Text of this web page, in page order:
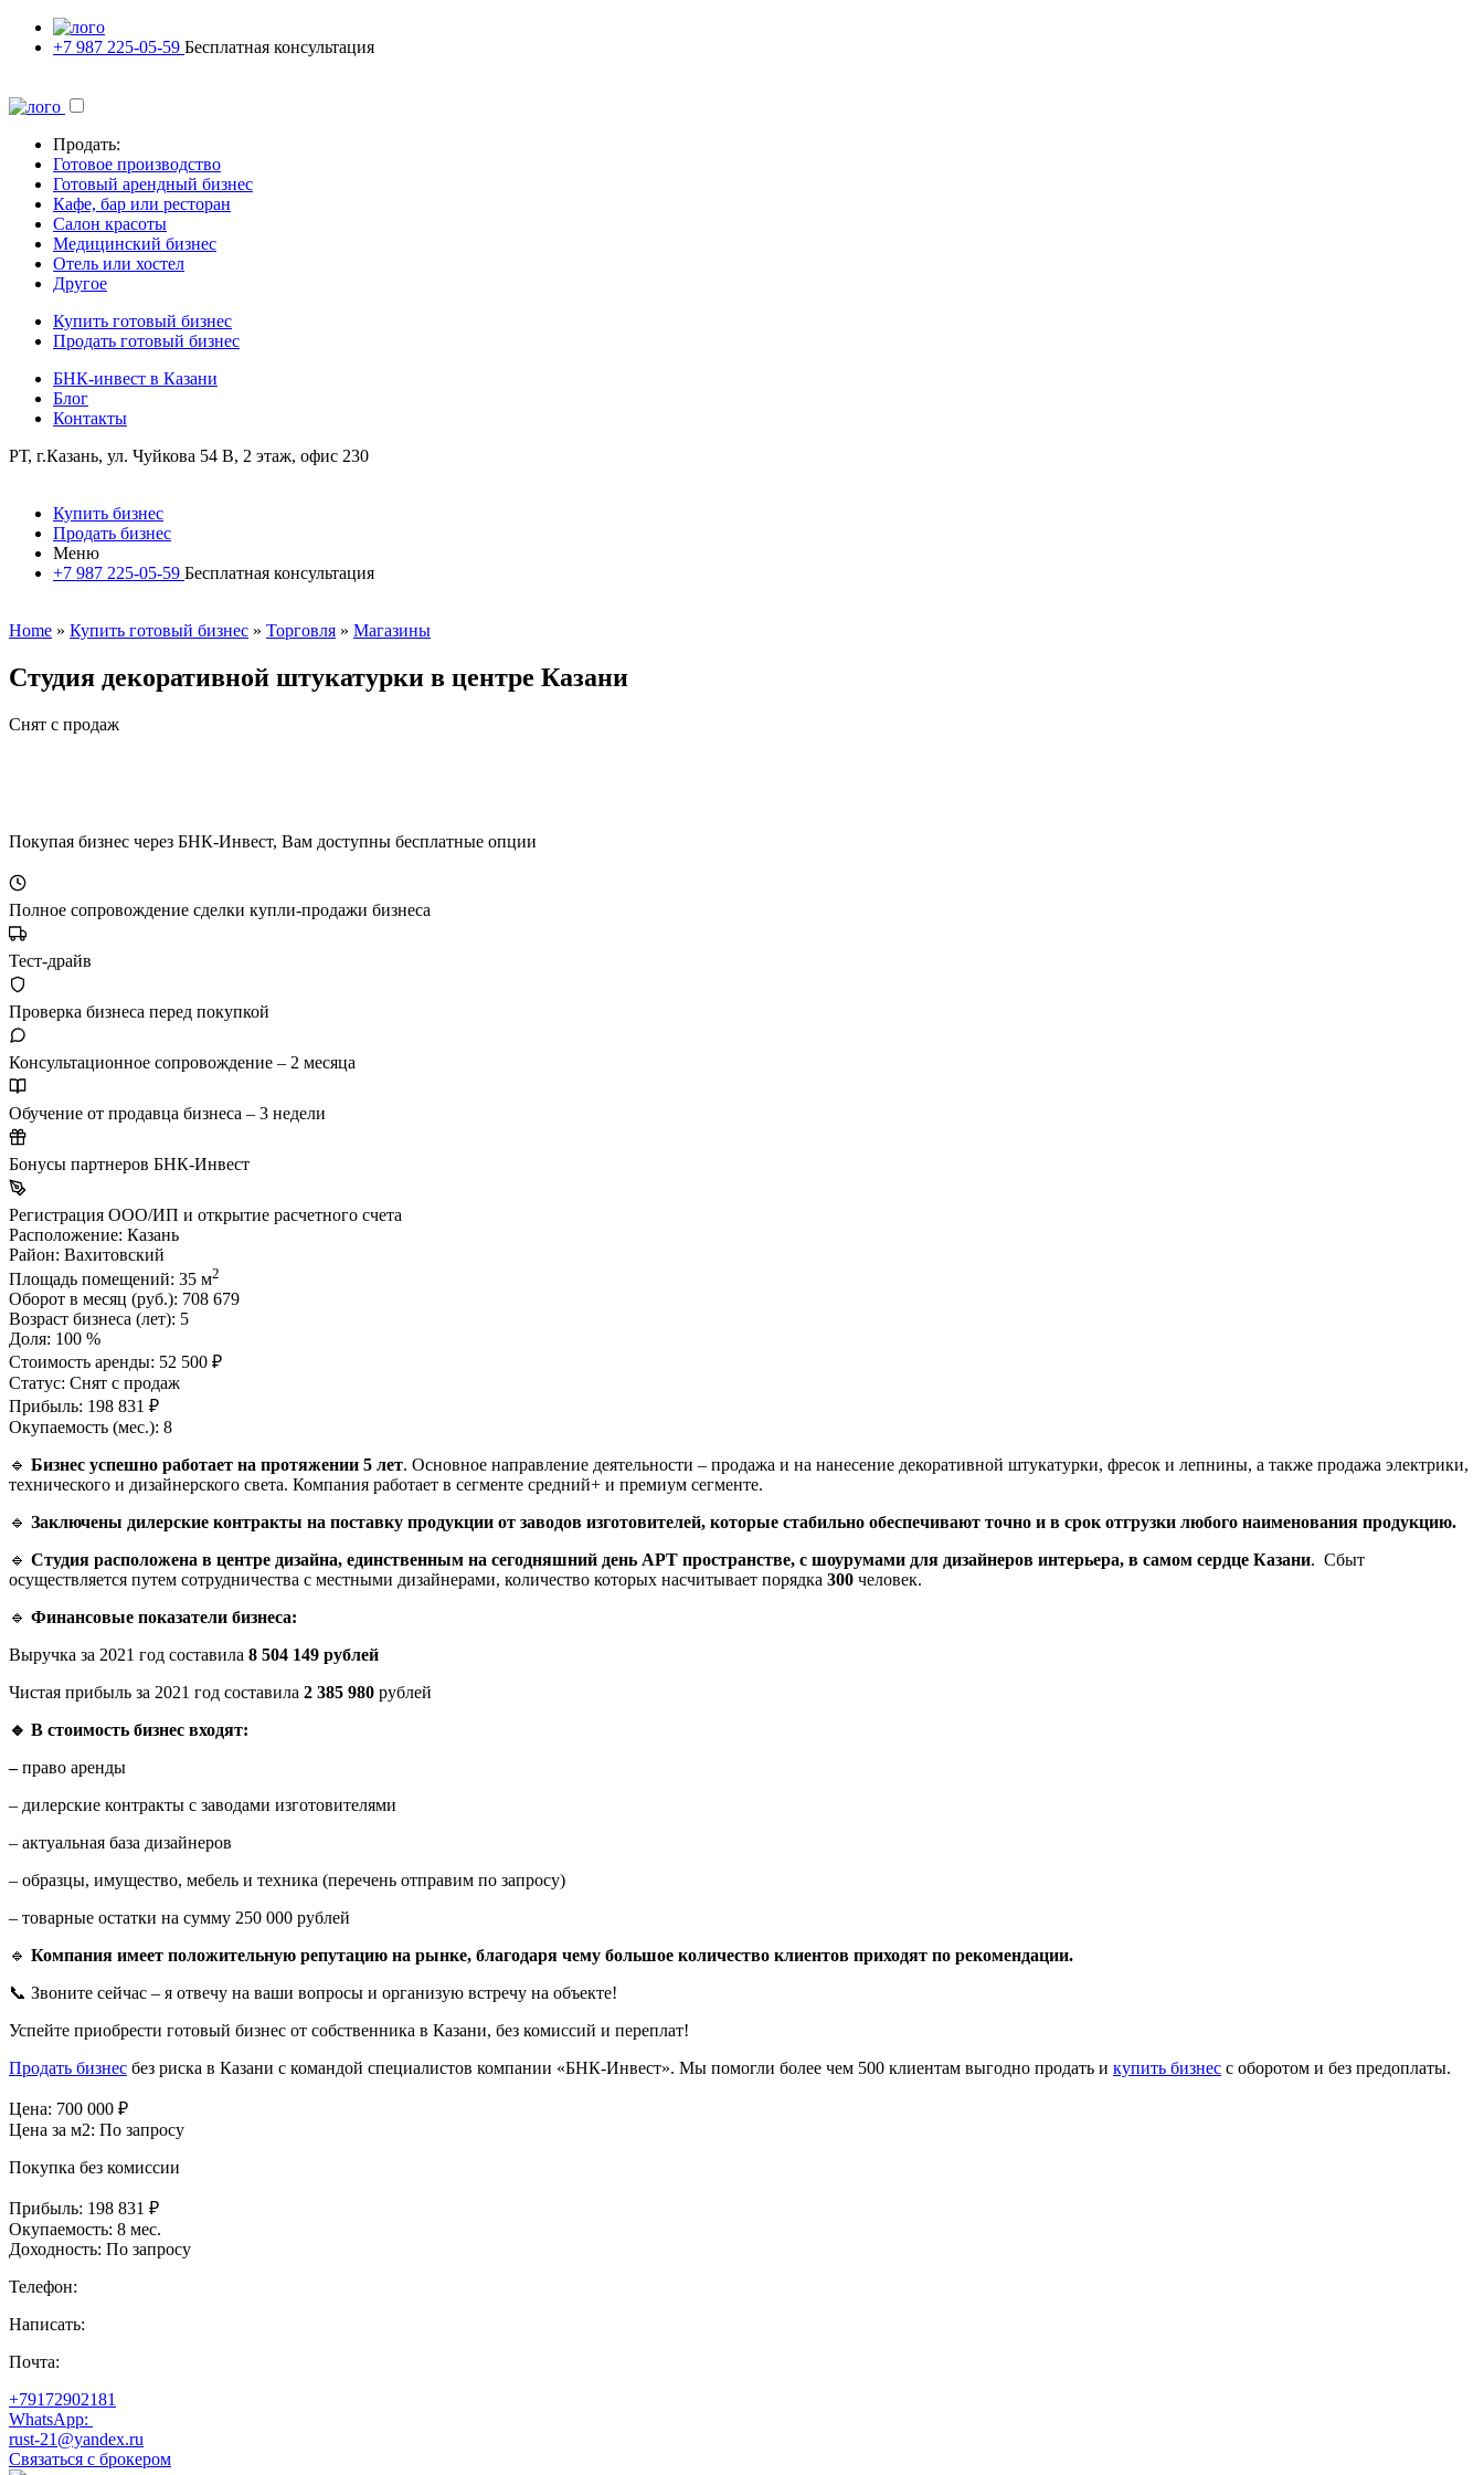
+7 987 225-05-59 Бесплатная консультация
Продать:
Готовое производство
Готовый арендный бизнес
Кафе, бар или ресторан
Салон красоты
Медицинский бизнес
Отель или хостел
Другое
Купить готовый бизнес
Продать готовый бизнес
БНК-инвест в Казани
Блог
Контакты
РТ, г.Казань, ул. Чуйкова 54 В, 2 этаж, офис 230
Купить бизнес
Продать бизнес
Меню
+7 987 225-05-59 Бесплатная консультация
Home » Купить готовый бизнес » Торговля » Магазины
Студия декоративной штукатурки в центре Казани
Снят с продаж
Покупая бизнес через БНК-Инвест, Вам доступны бесплатные опции
Полное сопровождение сделки купли-продажи бизнеса
Тест-драйв
Проверка бизнеса перед покупкой
Консультационное сопровождение – 2 месяца
Обучение от продавца бизнеса – 3 недели
Бонусы партнеров БНК-Инвест
Регистрация ООО/ИП и открытие расчетного счета
Расположение: Казань
Район: Вахитовский
Площадь помещений: 35 м2
Оборот в месяц (руб.): 708 679
Возраст бизнеса (лет): 5
Доля: 100 %
Стоимость аренды: 52 500 ₽
Статус: Снят с продаж
Прибыль: 198 831 ₽
Окупаемость (мес.): 8
🔹 Бизнес успешно работает на протяжении 5 лет. Основное направление деятельности – продажа и на нанесение декоративной штукатурки, фресок и лепнины, а также продажа электрики,
технического и дизайнерского света. Компания работает в сегменте средний+ и премиум сегменте.
🔹 Заключены дилерские контракты на поставку продукции от заводов изготовителей, которые стабильно обеспечивают точно и в срок отгрузки любого наименования продукцию.
🔹 Студия расположена в центре дизайна, единственным на сегодняшний день АРТ пространстве, с шоурумами для дизайнеров интерьера, в самом сердце Казани. Сбыт
осуществляется путем сотрудничества с местными дизайнерами, количество которых насчитывает порядка 300 человек.
🔹 Финансовые показатели бизнеса:
Выручка за 2021 год составила 8 504 149 рублей
Чистая прибыль за 2021 год составила 2 385 980 рублей
🔹 В стоимость бизнес входят:
–право аренды
– дилерские контракты с заводами изготовителями
– актуальная база дизайнеров
– образцы, имущество, мебель и техника (перечень отправим по запросу)
– товарные остатки на сумму 250 000 рублей
🔹 Компания имеет положительную репутацию на рынке, благодаря чему большое количество клиентов приходят по рекомендации.
📞 Звоните сейчас – я отвечу на ваши вопросы и организую встречу на объекте!
Успейте приобрести готовый бизнес от собственника в Казани, без комиссий и переплат!
Продать бизнес без риска в Казани с командой специалистов компании «БНК-Инвест». Мы помогли более чем 500 клиентам выгодно продать и купить бизнес с оборотом и без предоплаты.
Цена: 700 000 ₽
Цена за м2: По запросу
Покупка без комиссии
Прибыль: 198 831 ₽
Окупаемость: 8 мес.
Доходность: По запросу
Телефон:
Написать:
Почта:
+79172902181
WhatsApp:
rust-21@yandex.ru
Связаться с брокером